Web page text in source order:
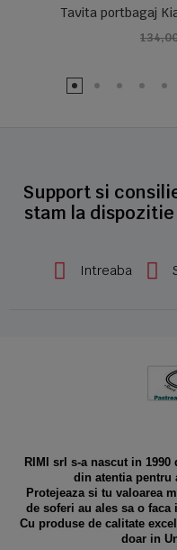
Tavita portbagaj
Support si
stam la
Intreaba
RIMI srl s-a nascut in
din atentia pentru
Protejeaza si tu valoarea
de soferi au ales sa o faca
Cu produse de calitate
doar in